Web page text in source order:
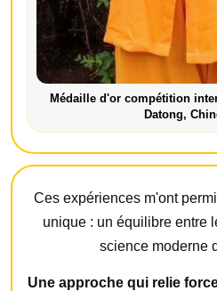
Médaille d'or compétition
Datong,
Ces expériences m'ont
unique : un équilibre entre
science moderne
Une approche qui relie